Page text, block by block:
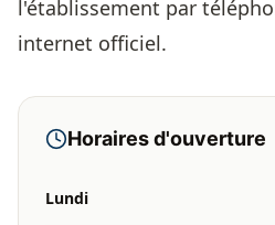
l'établissement par
internet officiel.
Horaires d'ouverture
Lundi